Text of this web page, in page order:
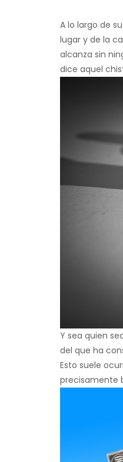
A lo largo de
lugar y de la
alcanza sin
dice aquel
Y sea quien
del que ha
Esto suele
precisamente